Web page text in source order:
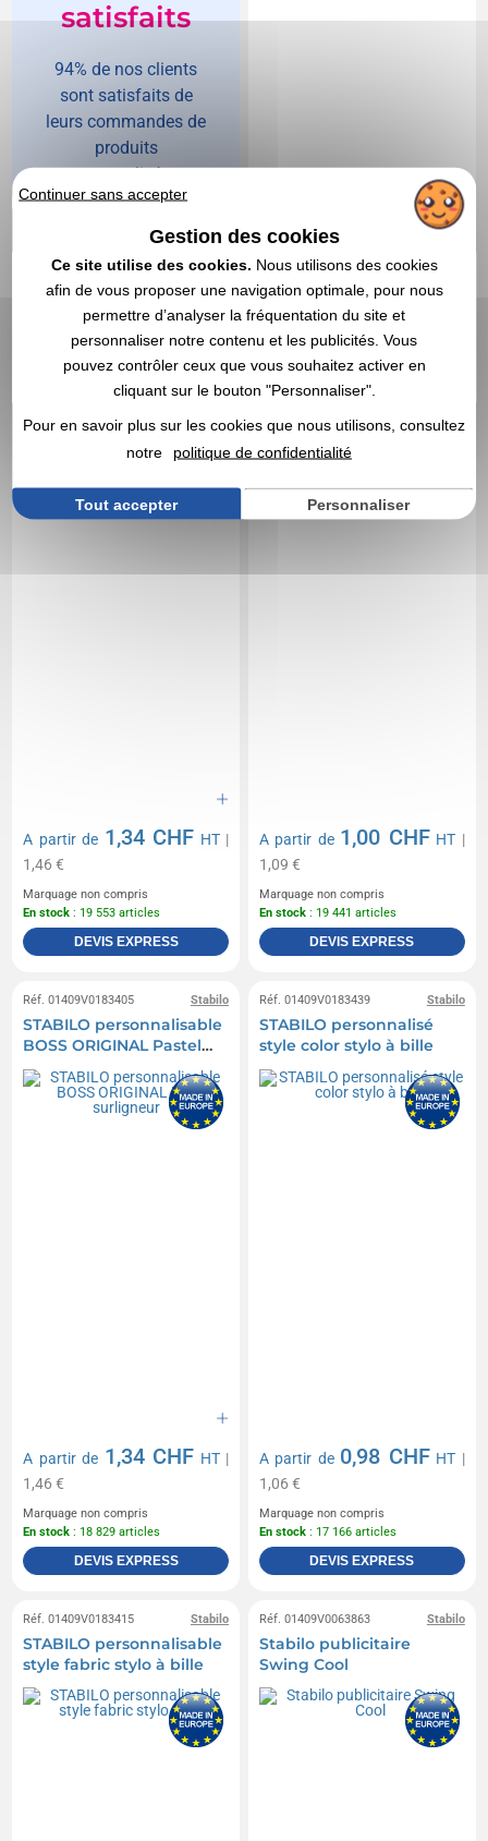
satisfaits
94% de nos clients
sont satisfaits de
leurs commandes de
produits
personnalisés et
recommandent
Vegea !
0,78 CHFHT|
0,85 €
En stock : 21 109 articles
DEVIS EXPRESS
Stabilo
Réf. 01409V0063869
Original
A partir de 1,34 CHF HT|
1,46 €
Marquage non compris
En stock : 19 553 articles
DEVIS EXPRESS
Réf. 01409V0183429
bright stylo à bille
A partir de 1,00 CHF HT |
1,09 €
Marquage non compris
En stock : 19 441 articles
DEVIS EXPRESS
Stabilo
Réf. 01409V0183405
STABILO personnalisable
BOSS ORIGINAL Pastel
surligneur
A partir de 1,34 CHF HT|
1,46 €
Marquage non compris
En stock : 18 829 articles
DEVIS EXPRESS
Stabilo
Réf. 01409V0183439
STABILO personnalisé
style color stylo à bille
A partir de 0,98 CHF HT |
1,06 €
Marquage non compris
En stock : 17 166 articles
DEVIS EXPRESS
Stabilo
Réf. 01409V0183415
STABILO personnalisable
style fabric stylo à bille
Stabilo
Réf. 01409V0063863
Stabilo publicitaire
Swing Cool
Continuer sans accepter
Gestion des cookies
Ce site utilise des cookies. Nous utilisons des cookies
afin de vous proposer une navigation optimale, pour nous
permettre d’analyser la fréquentation du site et
personnaliser notre contenu et les publicités. Vous
pouvez contrôler ceux que vous souhaitez activer en
cliquant sur le bouton "Personnaliser".
Pour en savoir plus sur les cookies que nous utilisons, consultez
notre
politique de confidentialité
Tout accepter Personnaliser